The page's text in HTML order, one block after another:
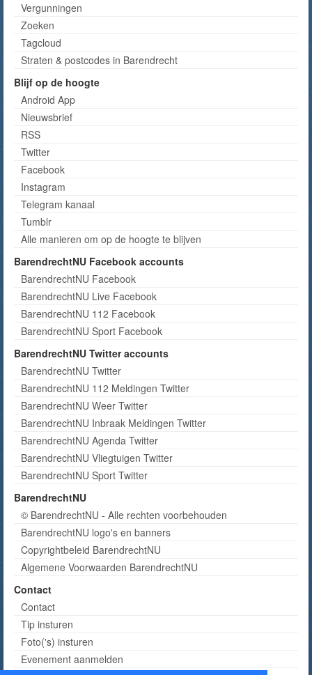
Vergunningen
Zoeken
Tagcloud
Straten & postcodes in Barendrecht
Blijf op de hoogte
Android App
Nieuwsbrief
RSS
Twitter
Facebook
Instagram
Telegram kanaal
Tumblr
Alle manieren om op de hoogte te blijven
BarendrechtNU Facebook accounts
BarendrechtNU Facebook
BarendrechtNU Live Facebook
BarendrechtNU 112 Facebook
BarendrechtNU Sport Facebook
BarendrechtNU Twitter accounts
BarendrechtNU Twitter
BarendrechtNU 112 Meldingen Twitter
BarendrechtNU Weer Twitter
BarendrechtNU Inbraak Meldingen Twitter
BarendrechtNU Agenda Twitter
BarendrechtNU Vliegtuigen Twitter
BarendrechtNU Sport Twitter
BarendrechtNU
© BarendrechtNU - Alle rechten voorbehouden
BarendrechtNU logo's en banners
Copyrightbeleid BarendrechtNU
Algemene Voorwaarden BarendrechtNU
Contact
Contact
Tip insturen
Foto('s) insturen
Evenement aanmelden